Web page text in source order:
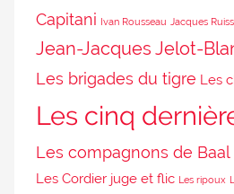
Capitani Ivan Rousseau Jacques
Jean-Jacques Jelot-
Les brigades du tigre Les
Les cinq
Les compagnons de Baal
Les Cordier juge et flic Les ripoux